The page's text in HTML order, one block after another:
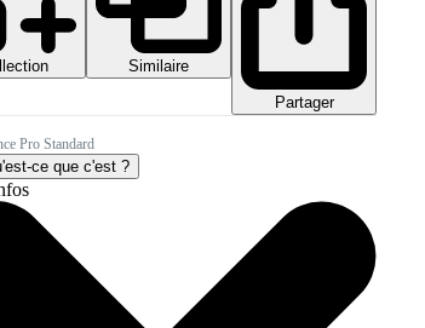
Similaire
Partager
Pro Standard
ce que c'est ?